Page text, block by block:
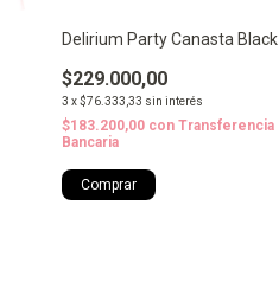
Delirium Party Canasta Black
$229.000,00
3 x$76.333,33 sin interés
$183.200,00 con Transferencia
Bancaria
Comprar